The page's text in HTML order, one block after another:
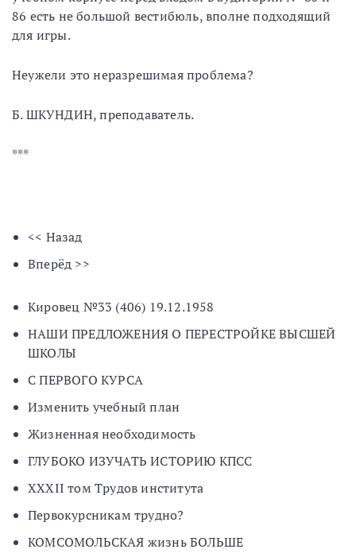
86 есть не большой вестибюль, вполне подходящий
для игры.
Неужели это неразрешимая проблема?
Б. ШКУНДИН, преподаватель.
***
<< Назад
Вперёд >>
Кировец №33 (406) 19.12.1958
НАШИ ПРЕДЛОЖЕНИЯ О ПЕРЕСТРОЙКЕ ВЫСШЕЙ
ШКОЛЫ
С ПЕРВОГО КУРСА
Изменить учебный план
Жизненная необходимость
ГЛУБОКО ИЗУЧАТЬ ИСТОРИЮ КПСС
XXXII том Трудов института
Первокурсникам трудно?
КОМСОМОЛЬСКАЯ жизнь БОЛЬШЕ